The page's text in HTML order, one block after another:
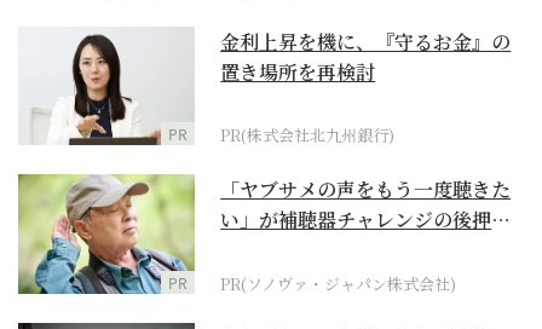
PR
金利上昇を機に、『守るお金』の
置き場所を再検討
PR(株式会社北九州銀行)
PR
「ヤブサメの声をもう一度聴きた
い」が補聴器チャレンジの後押し
PR(ソノヴァ・ジャパン株式会社)